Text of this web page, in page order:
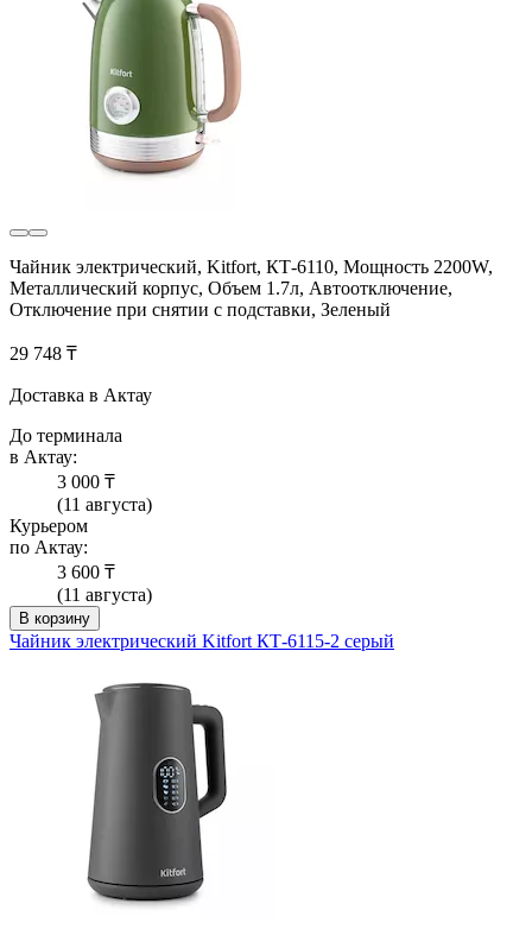
Чайник электрический, Kitfort, КТ-6110, Мощность 2200W,
Металлический корпус, Объем 1.7л, Автоотключение,
Отключение при снятии с подставки, Зеленый
29 748 ₸
Доставка в Актау
До терминала
в Актау:
3 000 ₸
(11 августа)
Курьером
по Актау:
3 600 ₸
(11 августа)
В корзину
Чайник электрический Kitfort КТ-6115-2 серый